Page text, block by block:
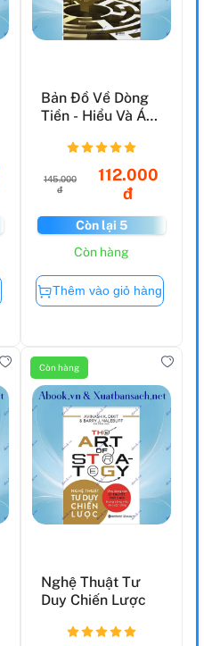
Bản Đồ Về Dòng
Tiền - Hiểu Và Áp
Toá...
145.000
đ
112.000
đ
Còn lại 5
Còn hàng
Thêm vào giỏ hàng
Còn hàng
Nghệ Thuật Tư
Duy Chiến Lược